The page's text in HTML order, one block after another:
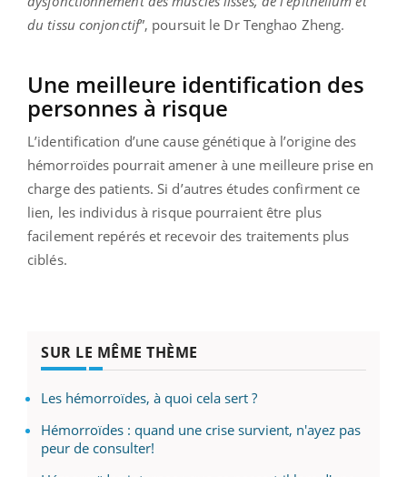
du tissu conjonctif”, poursuit le Dr Tenghao Zheng.
Une meilleure identification des
personnes à risque
L’identification d’une cause génétique à l’origine des
hémorroïdes pourrait amener à une meilleure prise en
charge des patients. Si d’autres études confirment ce
lien, les individus à risque pourraient être plus
facilement repérés et recevoir des traitements plus
ciblés.
SUR LE MÊME THÈME
Les hémorroïdes, à quoi cela sert ?
Hémorroïdes : quand une crise survient, n'ayez pas
peur de consulter!